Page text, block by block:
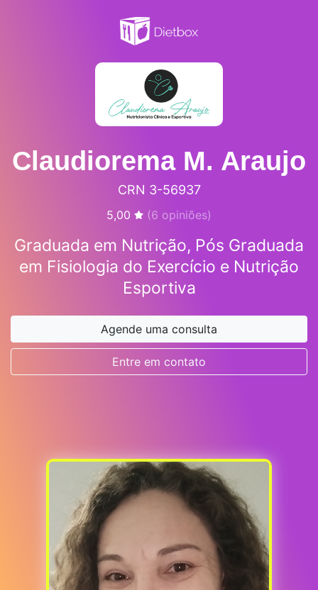
Claudiorema M. Araujo
CRN 3-56937
5,00 (6 opiniões)
Graduada em Nutrição, Pós Graduada
em Fisiologia do Exercício e Nutrição
Esportiva
Agende uma consulta
Entre em contato